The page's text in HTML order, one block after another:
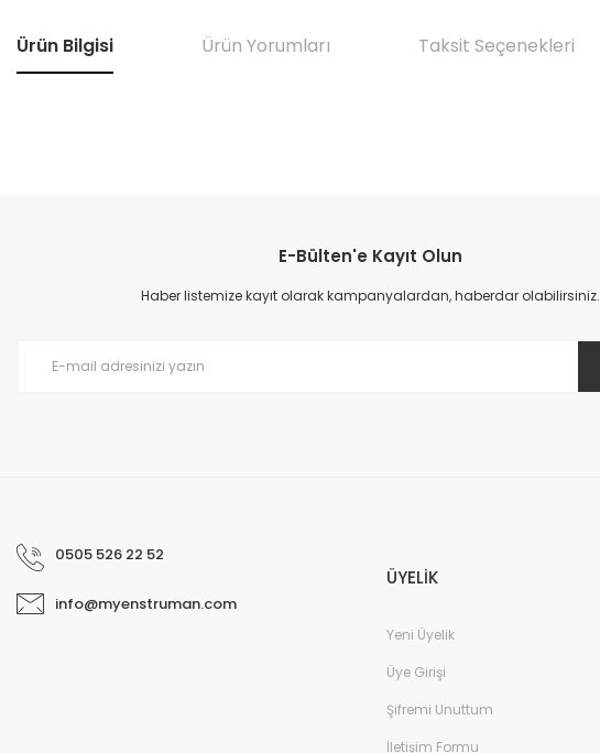
Ürün Bilgisi Ürün Yorumları Taksit Seçenekleri
Ürün resmi kalitesiz, bozuk veya görüntülenemiyor.
Ürün açıklamasında eksik bilgiler bulunuyor.
E-Bülten'e Kayıt Olun
Haber listemize kayıt olarak kampanyalardan, haberdar olabilirsiniz.
0505 526 22 52
info@myenstruman.com
ÜYELİK
Yeni Üyelik
Üye Girişi
Şifremi Unuttum
İletişim Formu